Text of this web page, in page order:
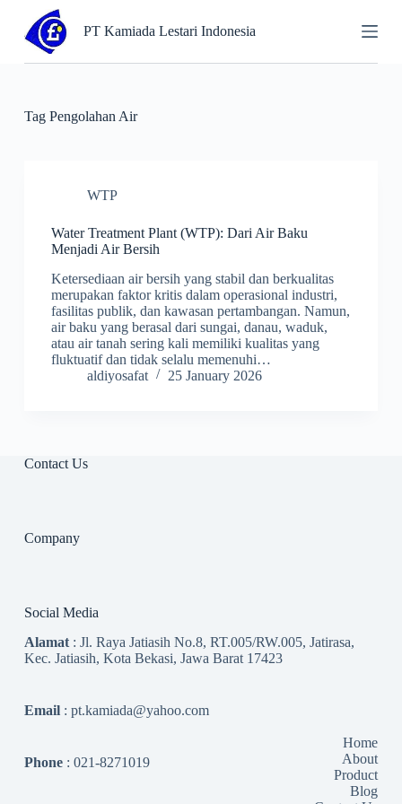
k
p
PT Kamiada Lestari Indonesia
TagPengolahan Air
WTP
Water Treatment Plant (WTP): Dari Air Baku
Menjadi Air Bersih
Ketersediaan air bersih yang stabil dan berkualitas
merupakan faktor kritis dalam operasional industri,
fasilitas publik, dan kawasan pertambangan. Namun,
air baku yang berasal dari sungai, danau, waduk,
atau air tanah sering kali memiliki kualitas yang
fluktuatif dan tidak selalu memenuhi…
aldiyosafat
25 January 2026
Contact Us
Company
Social Media
Alamat : Jl. Raya Jatiasih No.8, RT.005/RW.005, Jatirasa,
Kec. Jatiasih, Kota Bekasi, Jawa Barat 17423
Email : pt.kamiada@yahoo.com
Phone : 021-8271019
Home
About
Product
Blog